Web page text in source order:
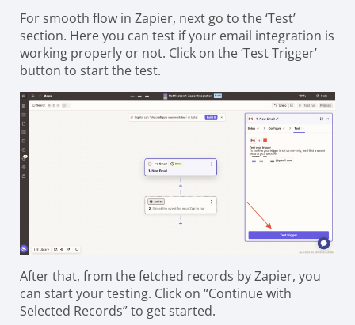
For smooth flow in Zapier, next go to the ‘Test’
section. Here you can test if your email integration is
working properly or not. Click on the ‘Test Trigger’
button to start the test.
After that, from the fetched records by Zapier, you
can start your testing. Click on “Continue with
Selected Records” to get started.